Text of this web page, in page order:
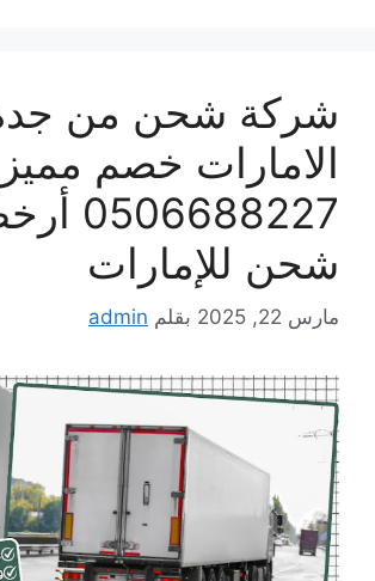
شركة شحن من
شحن للإمارات
مارس 22, 2025 بقلم admin